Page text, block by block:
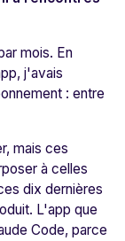
mois. En
j'avais
: entre
mais ces
à celles
dix dernières
L'app que
Code, parce